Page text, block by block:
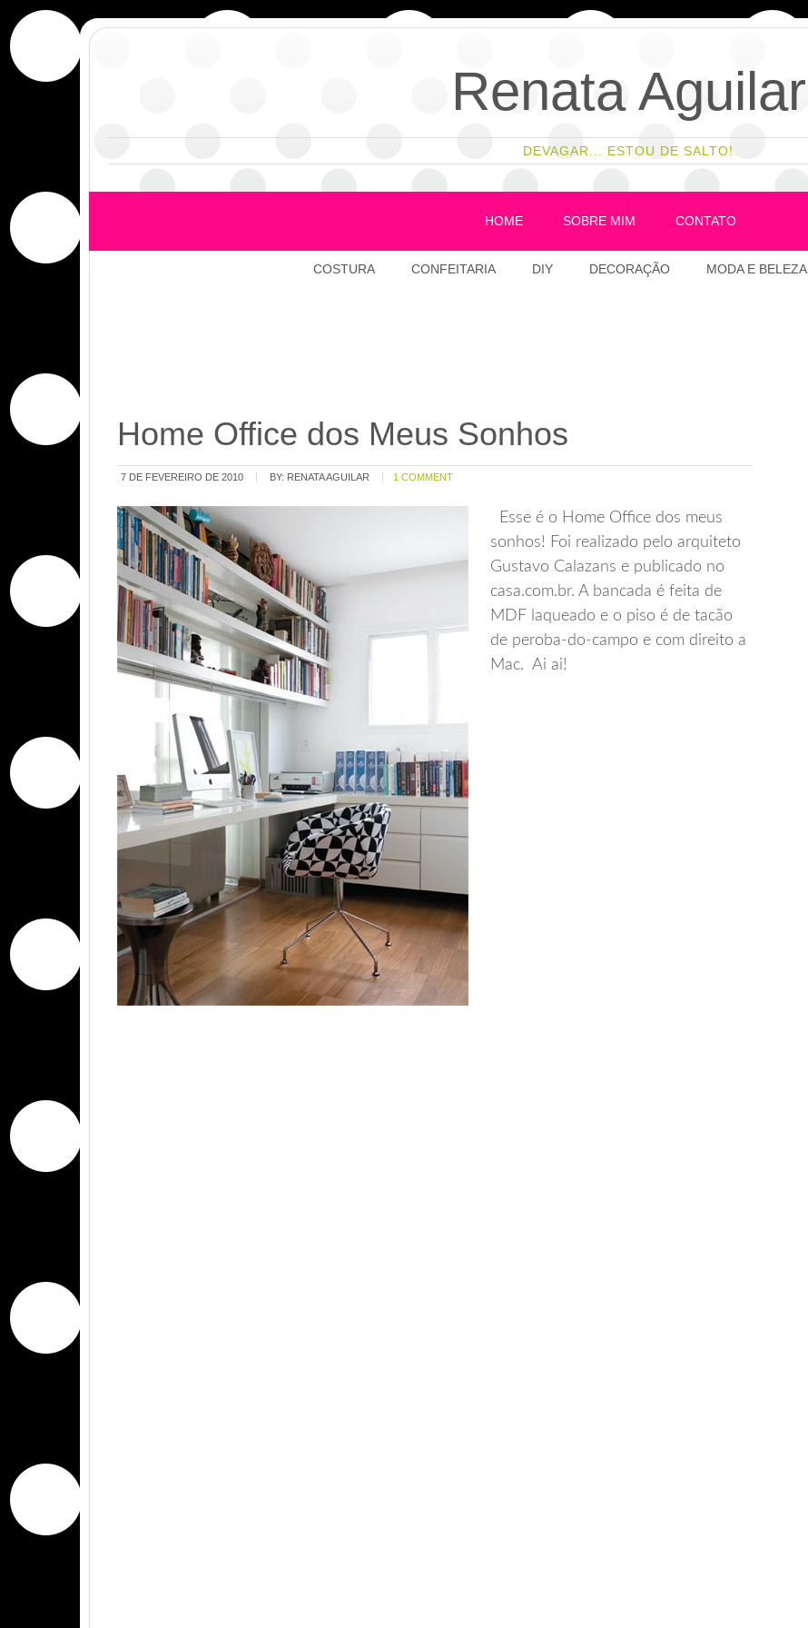
Renata Aguilar
DEVAGAR... ESTOU DE SALTO!
HOME SOBRE MIM CONTATO
COSTURA CONFEITARIA DIY DECORAÇÃO MODA E BELEZA
Home Office dos Meus Sonhos
7 DE FEVEREIRO DE 2010 BY: RENATA AGUILAR 1 COMMENT
Esse é o Home Office dos meus
sonhos! Foi realizado pelo arquiteto
Gustavo Calazans e publicado no
casa.com.br. A bancada é feita de
MDF laqueado e o piso é de tacão
de peroba-do-campo e com direito a
Mac. Ai ai!